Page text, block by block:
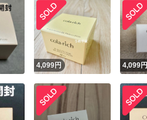
4,099円 4,099円